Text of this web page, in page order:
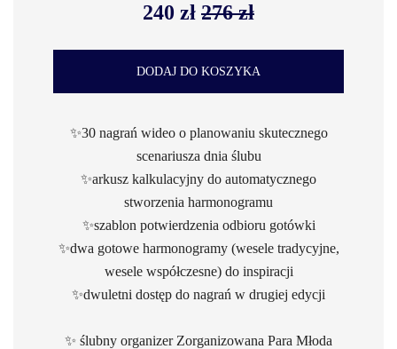
240 zł 276 zł
DODAJ DO KOSZYKA
✨30 nagrań wideo o planowaniu skutecznego
scenariusza dnia ślubu
✨arkusz kalkulacyjny do automatycznego
stworzenia harmonogramu
✨szablon potwierdzenia odbioru gotówki
✨dwa gotowe harmonogramy (wesele tradycyjne,
wesele współczesne) do inspiracji
✨dwuletni dostęp do nagrań w drugiej edycji
✨ ślubny organizer Zorganizowana Para Młoda